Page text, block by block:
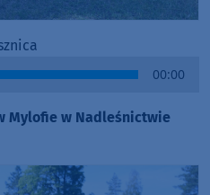
00:00
Mylofie w Nadleśnictwie